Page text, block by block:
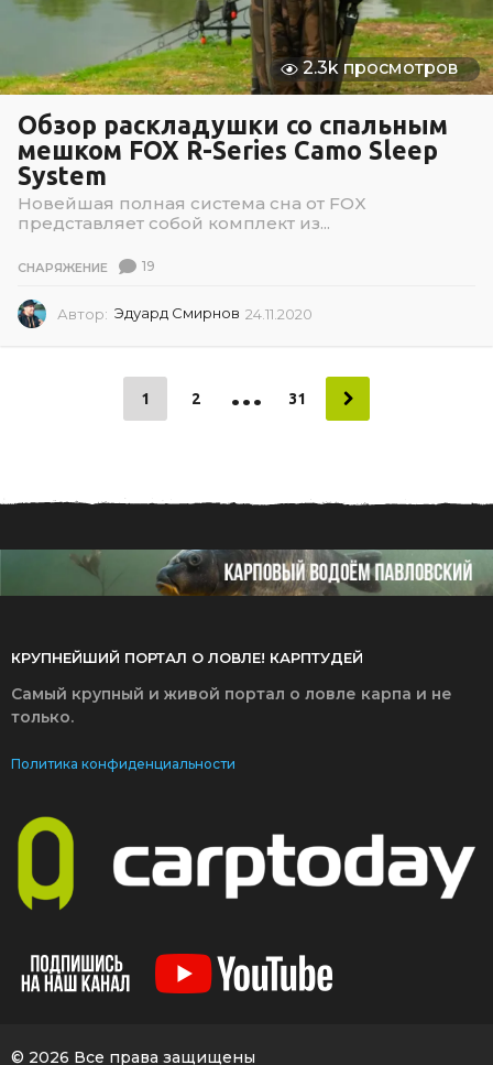
2.3k просмотров
Обзор раскладушки со спальным
мешком FOX R-Series Camo Sleep
System
Новейшая полная система сна от FOX
представляет собой комплект из...
СНАРЯЖЕНИЕ 19
Автор: Эдуард Смирнов 24.11.2020
0
1 2 … 31
КРУПНЕЙШИЙ ПОРТАЛ О ЛОВЛЕ! КАРПТУДЕЙ
Самый крупный и живой портал о ловле карпа и не
только.
Политика конфиденциальности
© 2026 Все права защищены